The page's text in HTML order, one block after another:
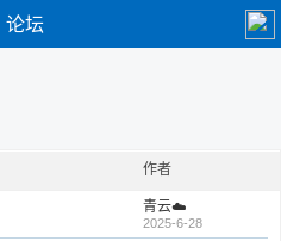
论坛
作者
青云☁️
2025-6-28